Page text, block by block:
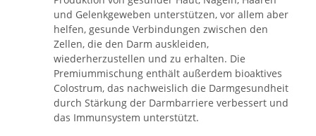
und Gelenkgeweben unterstützen, vor allem aber
helfen, gesunde Verbindungen zwischen den
Zellen, die den Darm auskleiden,
wiederherzustellen und zu erhalten. Die
Premiummischung enthält außerdem bioaktives
Colostrum, das nachweislich die Darmgesundheit
durch Stärkung der Darmbarriere verbessert und
das Immunsystem unterstützt.